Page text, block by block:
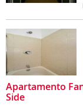
Apartamento
Side